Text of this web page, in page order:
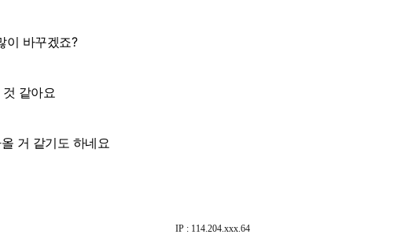
이 바꾸겠죠?
같아요
거 같기도 하네요
IP : 114.204.xxx.64